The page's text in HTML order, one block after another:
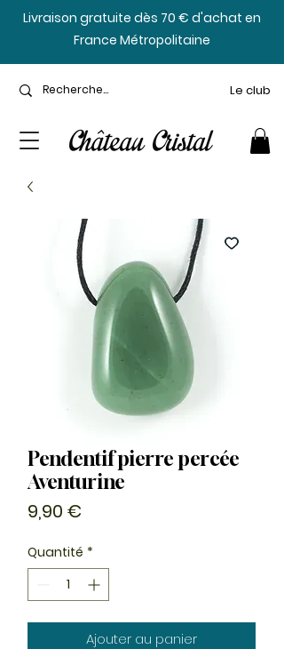
​Livraison gratuite dès 70 € d'achat en
France Métropolitaine
Le club
Pendentif pierre percée
Aventurine
9,90 €
Quantité *
Ajouter au panier